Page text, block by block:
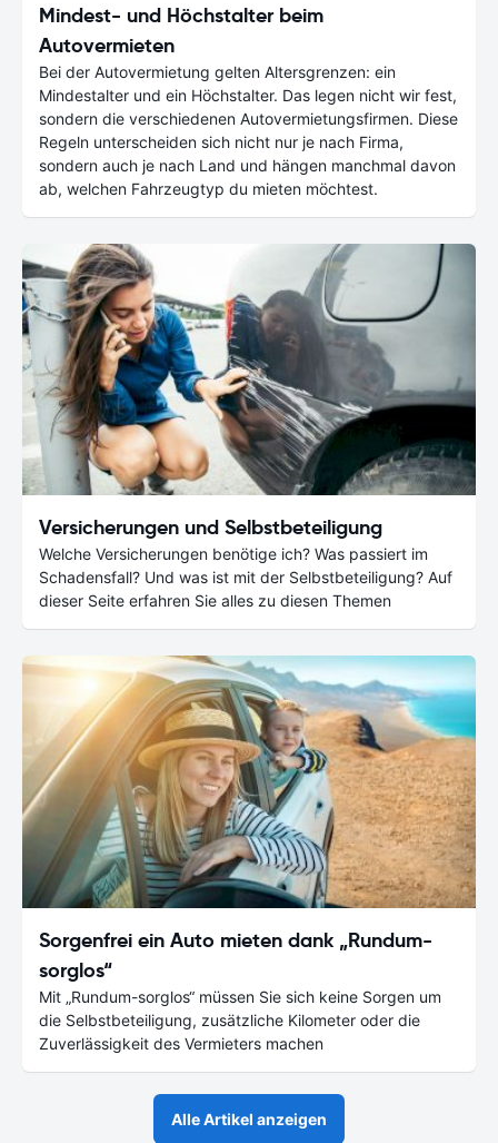
Mindest- und Höchstalter beim
Autovermieten
Bei der Autovermietung gelten Altersgrenzen: ein
Mindestalter und ein Höchstalter. Das legen nicht wir fest,
sondern die verschiedenen Autovermietungsfirmen. Diese
Regeln unterscheiden sich nicht nur je nach Firma,
sondern auch je nach Land und hängen manchmal davon
ab, welchen Fahrzeugtyp du mieten möchtest.
Versicherungen und Selbstbeteiligung
Welche Versicherungen benötige ich? Was passiert im
Schadensfall? Und was ist mit der Selbstbeteiligung? Auf
dieser Seite erfahren Sie alles zu diesen Themen
Sorgenfrei ein Auto mieten dank „Rundum-
sorglos“
Mit „Rundum-sorglos“ müssen Sie sich keine Sorgen um
die Selbstbeteiligung, zusätzliche Kilometer oder die
Zuverlässigkeit des Vermieters machen
Alle Artikel anzeigen